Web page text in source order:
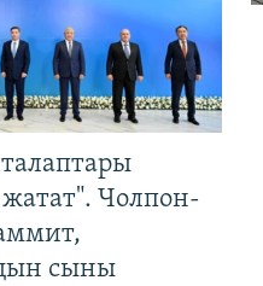
жатат". Чолпон-
сыны